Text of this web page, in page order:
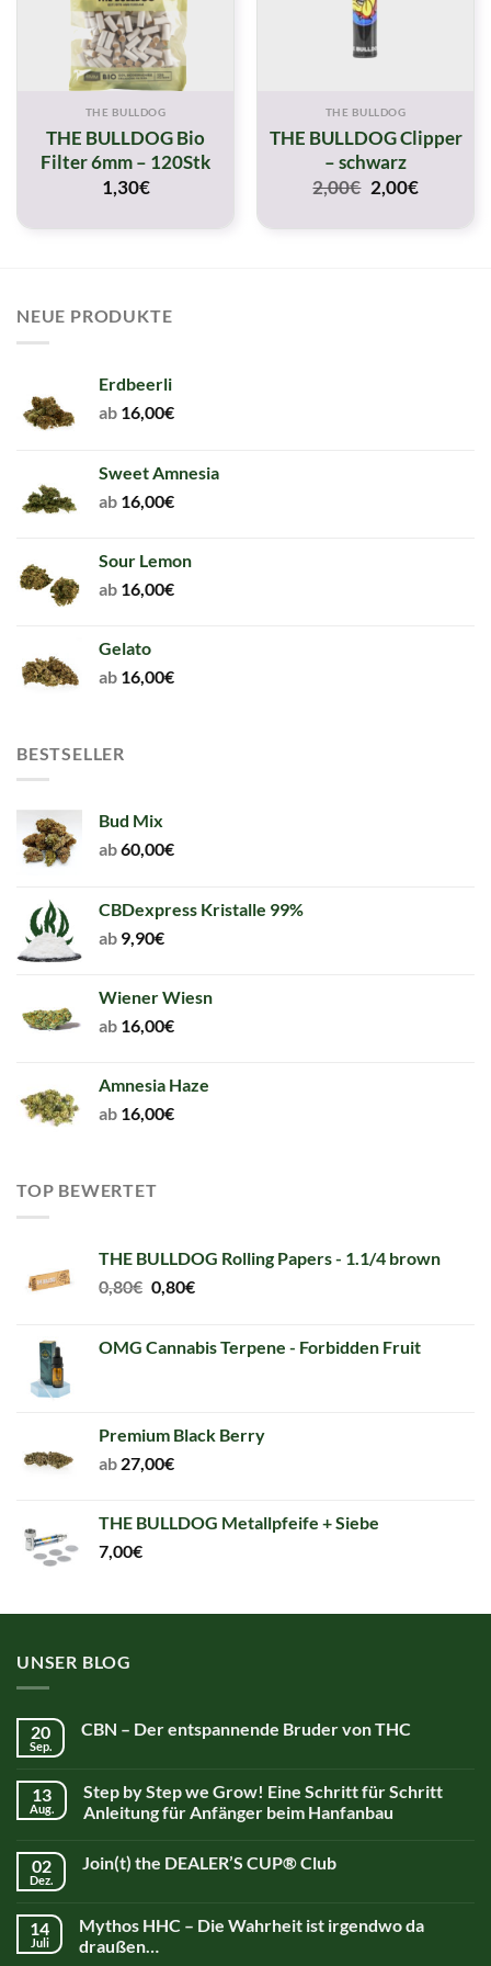
THE BULLDOG
THE BULLDOG Bio
Filter 6mm – 120Stk
1,30€
THE BULLDOG
THE BULLDOG Clipper
– schwarz
2,00€ Original
price
2,00€Current
NEUE PRODUKTE
Erdbeerli
ab 16,00€
Sweet Amnesia
ab 16,00€
Sour Lemon
ab 16,00€
Gelato
ab 16,00€
BESTSELLER
Bud Mix
ab60,00€
CBDexpress Kristalle 99%
ab 9,90€
Wiener Wiesn
ab 16,00€
Amnesia Haze
ab 16,00€
TOP BEWERTET
THE BULLDOG Rolling Papers - 1.1/4 brown
0,80€ Original
0,80€.
0,80€Current
0,80€.
OMG Cannabis Terpene - Forbidden Fruit
Premium Black Berry
ab 27,00€
THE BULLDOG Metallpfeife + Siebe
7,00€
UNSER BLOG
20
Sep.
CBN – Der entspannende Bruder von THC
13
Aug.
Step by Step we Grow! Eine Schritt für Schritt
Anleitung für Anfänger beim Hanfanbau
02
Dez.
Join(t) the DEALER’S CUP® Club
14
Juli
Mythos HHC – Die Wahrheit ist irgendwo da
draußen…